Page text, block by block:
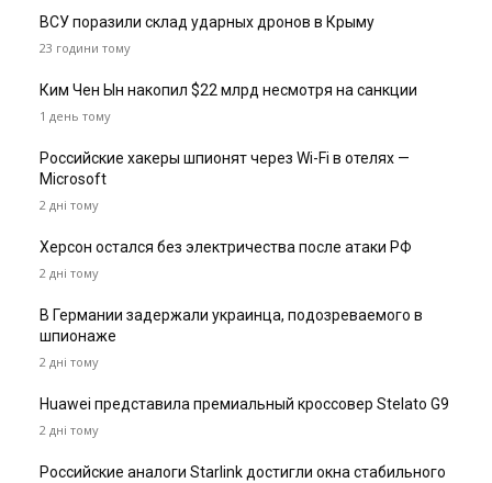
ВСУ поразили склад ударных дронов в Крыму
23 години тому
Ким Чен Ын накопил $22 млрд несмотря на санкции
1 день тому
Российские хакеры шпионят через Wi-Fi в отелях —
Microsoft
2 дні тому
Херсон остался без электричества после атаки РФ
2 дні тому
В Германии задержали украинца, подозреваемого в
шпионаже
2 дні тому
Huawei представила премиальный кроссовер Stelato G9
2 дні тому
Российские аналоги Starlink достигли окна стабильного